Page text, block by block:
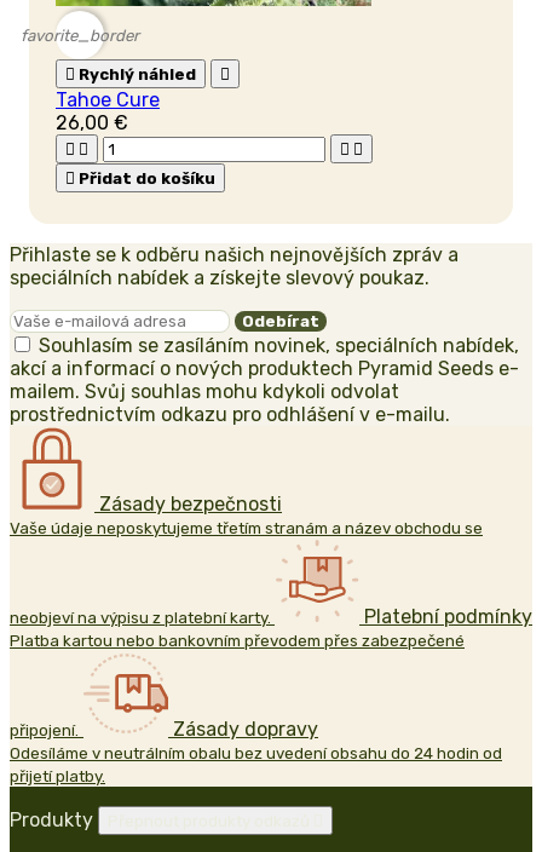
favorite_border
 Rychlý náhled 
Tahoe Cure
26,00 €
   
 Přidat do košíku
Přihlaste se k odběru našich nejnovějších zpráv a
speciálních nabídek a získejte slevový poukaz.
Souhlasím se zasíláním novinek, speciálních nabídek,
akcí a informací o nových produktech Pyramid Seeds e-
mailem. Svůj souhlas mohu kdykoli odvolat
prostřednictvím odkazu pro odhlášení v e-mailu.
Zásady bezpečnosti
Vaše údaje neposkytujeme třetím stranám a název obchodu se
neobjeví na výpisu z platební karty. Platební podmínky
Platba kartou nebo bankovním převodem přes zabezpečené
připojení. Zásady dopravy
Odesíláme v neutrálním obalu bez uvedení obsahu do 24 hodin od
přijetí platby.
Produkty